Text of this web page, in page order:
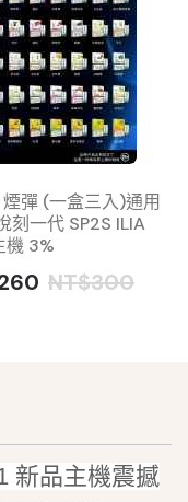
彈 (一盒三入)通用
刻一代 SP2S ILIA
機 3%
NT$300
新品主機震撼